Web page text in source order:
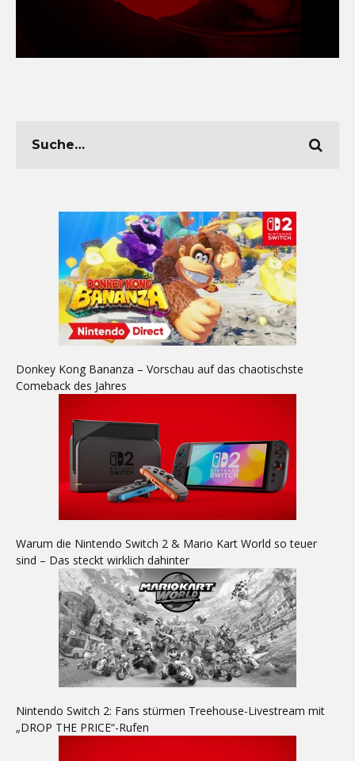
Donkey Kong Bananza – Vorschau auf das chaotischste
Comeback des Jahres
Warum die Nintendo Switch 2 & Mario Kart World so teuer
sind – Das steckt wirklich dahinter
Nintendo Switch 2: Fans stürmen Treehouse-Livestream mit
„DROP THE PRICE“-Rufen